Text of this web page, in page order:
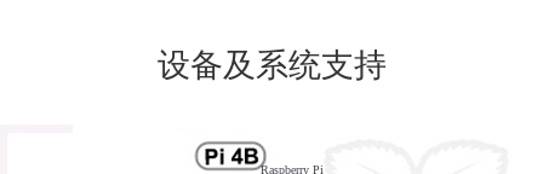
设备及系统支持
Raspberry Pi